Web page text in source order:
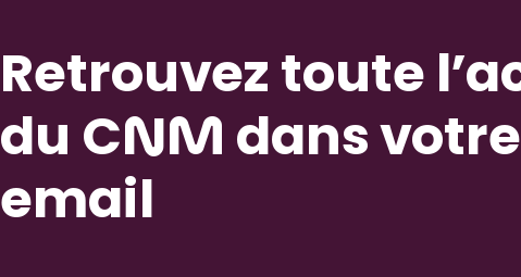
Retrouvez toute
du CNM dans
email